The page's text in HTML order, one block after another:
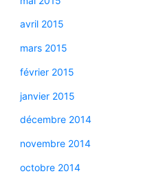
avril 2015
mars 2015
février 2015
janvier 2015
décembre 2014
novembre 2014
octobre 2014